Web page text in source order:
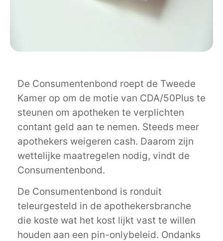
De Consumentenbond roept de Tweede
Kamer op om de motie van CDA/50Plus te
steunen om apotheken te verplichten
contant geld aan te nemen. Steeds meer
apothekers weigeren cash. Daarom zijn
wettelijke maatregelen nodig, vindt de
Consumentenbond.
De Consumentenbond is ronduit
teleurgesteld in de apothekersbranche
die koste wat het kost lijkt vast te willen
houden aan een pin-onlybeleid. Ondanks